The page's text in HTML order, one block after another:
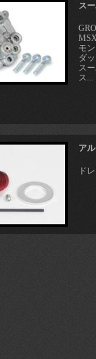
ス
モ
ダ
ス
ス...
ア
ド